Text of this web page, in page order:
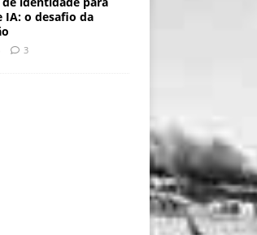
IA: o desafio da
3